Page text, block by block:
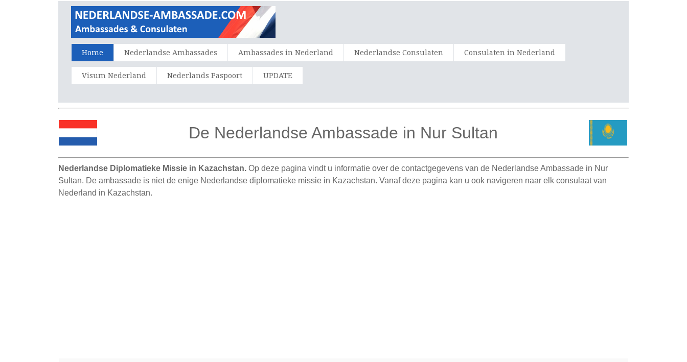
Home Nederlandse Ambassades Ambassades in Nederland Nederlandse Consulaten Consulaten in Nederland
Visum Nederland Nederlands Paspoort UPDATE
De Nederlandse Ambassade in Nur Sultan
Nederlandse Diplomatieke Missie in Kazachstan. Op deze pagina vindt u informatie over de contactgegevens van de Nederlandse Ambassade in Nur
Sultan. De ambassade is niet de enige Nederlandse diplomatieke missie in Kazachstan. Vanaf deze pagina kan u ook navigeren naar elk consulaat van
Nederland in Kazachstan.